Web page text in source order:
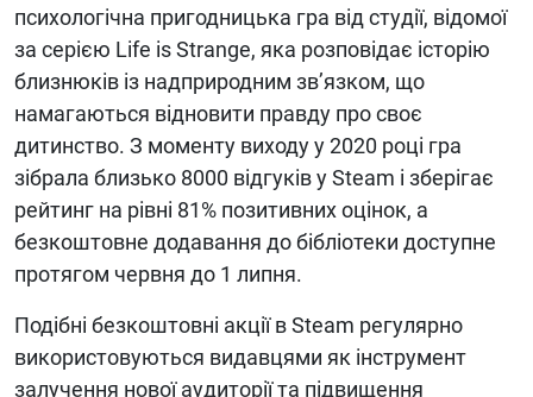
психологічна пригодницька гра від студії, відомої
за серією Life is Strange, яка розповідає історію
близнюків із надприродним зв’язком, що
намагаються відновити правду про своє
дитинство. З моменту виходу у 2020 році гра
зібрала близько 8000 відгуків у Steam і зберігає
рейтинг на рівні 81% позитивних оцінок, а
безкоштовне додавання до бібліотеки доступне
протягом червня до 1 липня.
Подібні безкоштовні акції в Steam регулярно
використовуються видавцями як інструмент
залучення нової аудиторії та підвищення